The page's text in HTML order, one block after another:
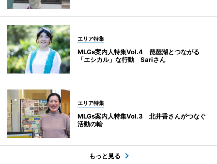
エリア特集
MLGs案内人特集Vol.4 琵琶湖とつながる
「エシカル」な行動 Sariさん
エリア特集
MLGs案内人特集Vol.3 北井香さんがつなぐ
活動の輪
もっと見る